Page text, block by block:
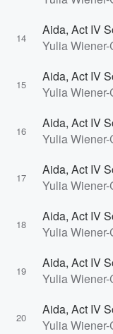
14
Yulia
15
Yulia
16
Aida, Act IV
Yulia
17
Aida, Act IV
Yulia
18
Yulia
19
Yulia
20
Yulia